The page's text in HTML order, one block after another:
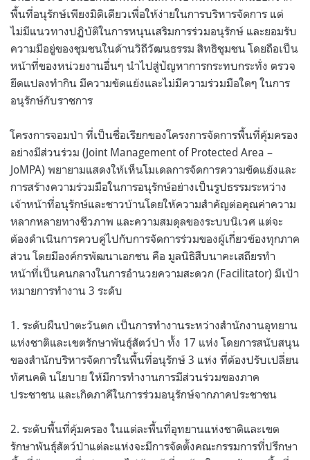
พื้นที่อนุรักษ์เพียงมิติเดียวเพื่อให้ง่ายในการบริหารจัดการ แต่
ไม่มีแนวทางปฏิบัติในการหนุนเสริมการร่วมอนุรักษ์ และยอมรับ
ความมีอยู่ของชุมชนในด้านวิถีวัฒนธรรม สิทธิชุมชน โดยถือเป็น
หน้าที่ของหน่วยงานอื่นๆ นำไปสู่ปัญหาการกระทบกระทั่ง ตรวจ
ยึดแปลงทำกิน มีความขัดแย้งและไม่มีความร่วมมือใดๆ ในการ
อนุรักษ์กับราชการ
โครงการจอมป่า ที่เป็นชื่อเรียกของโครงการจัดการพื้นที่คุ้มครอง
อย่างมีส่วนร่วม (Joint Management of Protected Area –
JoMPA) พยายามแสดงให้เห็นโมเดลการจัดการความขัดแย้งและ
การสร้างความร่วมมือในการอนุรักษ์อย่างเป็นรูปธรรมระหว่าง
เจ้าหน้าที่อนุรักษ์และชาวบ้านโดยให้ความสำคัญต่อคุณค่าความ
หลากหลายทางชีวภาพ และความสมดุลของระบบนิเวศ แต่จะ
ต้องดำเนินการควบคู่ไปกับการจัดการร่วมของผู้เกี่ยวข้องทุกภาค
ส่วน โดยมีองค์กรพัฒนาเอกชน คือ มูลนิธิสืบนาคะเสถียรทำ
หน้าที่เป็นคนกลางในการอำนวยความสะดวก (Facilitator) มีเป้า
หมายการทำงาน 3 ระดับ
1. ระดับผืนป่าตะวันตก เป็นการทำงานระหว่างสำนักงานอุทยาน
แห่งชาติและเขตรักษาพันธุ์สัตว์ป่า ทั้ง 17 แห่ง โดยการสนับสนุน
ของสำนักบริหารจัดการในพื้นที่อนุรักษ์ 3 แห่ง ที่ต้องปรับเปลี่ยน
ทัศนคติ นโยบาย ให้มีการทำงานการมีส่วนร่วมของภาค
ประชาชน และเกิดภาคีในการร่วมอนุรักษ์จากภาคประชาชน
2. ระดับพื้นที่คุ้มครอง ในแต่ละพื้นที่อุทยานแห่งชาติและเขต
รักษาพันธุ์สัตว์ป่าแต่ละแห่งจะมีการจัดตั้งคณะกรรมการที่ปรึกษา